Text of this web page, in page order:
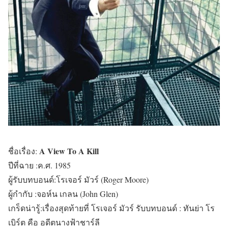
ชื่อเรื่อง: A View To A Kill
ปีที่ฉาย :ค.ศ. 1985
ผู้รับบทบอนด์:โรเจอร์ มัวร์ (Roger Moore)
ผู้กำกับ :จอห์น เกลน (John Glen)
เกร็ดน่ารู้:เรื่องสุดท้ายที่ โรเจอร์ มัวร์ รับบทบอนด์ : ทันย่า โร
เบิร์ต คือ อดีตนางฟ้าชาร์ลี